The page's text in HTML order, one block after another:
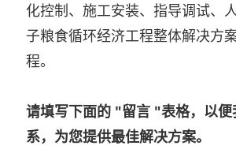
化控制、施工安装、指导调试、
子粮食循环经济工程整体解决方
程。
请填写下面的 "留言 "表格，以便
系，为您提供最佳解决方案。